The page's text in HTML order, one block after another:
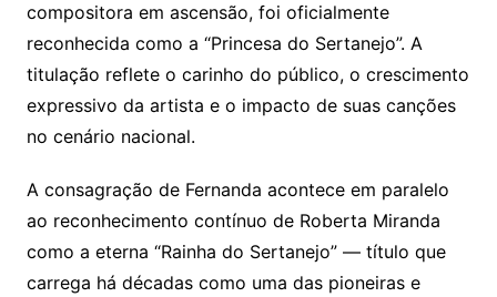
compositora em ascensão, foi oficialmente
reconhecida como a “Princesa do Sertanejo”. A
titulação reflete o carinho do público, o crescimento
expressivo da artista e o impacto de suas canções
no cenário nacional.
A consagração de Fernanda acontece em paralelo
ao reconhecimento contínuo de Roberta Miranda
como a eterna “Rainha do Sertanejo” — título que
carrega há décadas como uma das pioneiras e